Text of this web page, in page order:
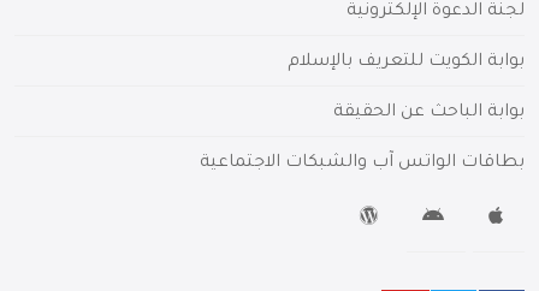
لجنة الدعوة الإلكترونية
بوابة الكويت للتعريف بالإسلام
بوابة الباحث عن الحقيقة
بطاقات الواتس آب والشبكات الاجتماعية